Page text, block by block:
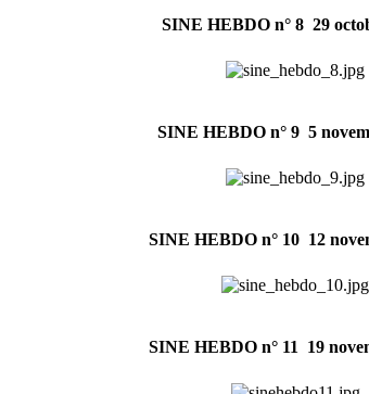
SINE HEBDO n° 8  29
SINE HEBDO n° 9  5
SINE HEBDO n° 10  12
SINE HEBDO n° 11  19